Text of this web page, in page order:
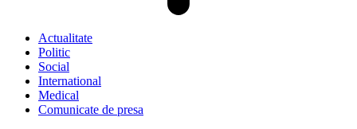
Actualitate
Politic
Social
International
Medical
Comunicate de presa